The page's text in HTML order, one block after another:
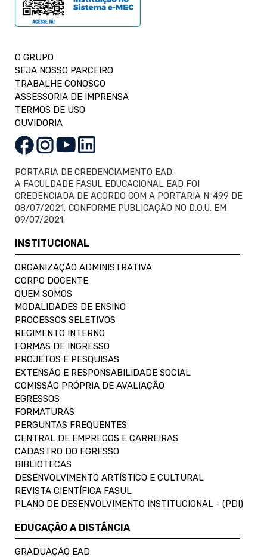
O GRUPO
SEJA NOSSO PARCEIRO
TRABALHE CONOSCO
ASSESSORIA DE IMPRENSA
TERMOS DE USO
OUVIDORIA
PORTARIA DE CREDENCIAMENTO EAD:
A FACULDADE FASUL EDUCACIONAL EAD FOI
CREDENCIADA DE ACORDO COM A PORTARIA Nº499 DE
08/07/2021, CONFORME PUBLICAÇÃO NO D.O.U. EM
09/07/2021.
INSTITUCIONAL
ORGANIZAÇÃO ADMINISTRATIVA
CORPO DOCENTE
QUEM SOMOS
MODALIDADES DE ENSINO
PROCESSOS SELETIVOS
REGIMENTO INTERNO
FORMAS DE INGRESSO
PROJETOS E PESQUISAS
EXTENSÃO E RESPONSABILIDADE SOCIAL
COMISSÃO PRÓPRIA DE AVALIAÇÃO
EGRESSOS
FORMATURAS
PERGUNTAS FREQUENTES
CENTRAL DE EMPREGOS E CARREIRAS
CADASTRO DO EGRESSO
BIBLIOTECAS
DESENVOLVIMENTO ARTÍSTICO E CULTURAL
REVISTA CIENTÍFICA FASUL
PLANO DE DESENVOLVIMENTO INSTITUCIONAL - (PDI)
EDUCAÇÃO A DISTÂNCIA
GRADUAÇÃO EAD